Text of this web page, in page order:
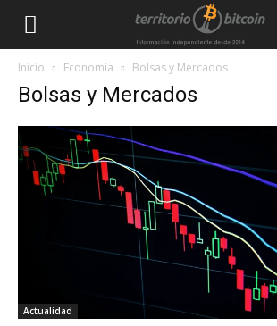
Inicio Economía Bolsas y Mercados
Bolsas y Mercados
Actualidad